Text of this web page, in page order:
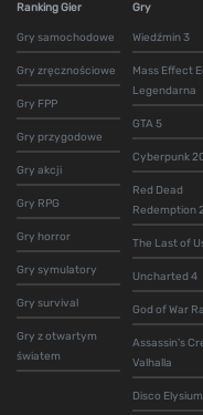
Ranking Gier
Gry samochodowe
Gry zręcznościowe
Gry FPP
Gry przygodowe
Gry akcji
Gry RPG
Gry horror
Gry symulatory
Gry survival
Gry z otwartym
światem
Gry
Wiedźmin 3
Mass Effect
Legendarna
GTA 5
Cyberpunk
Red Dead
Redemption
The Last of
Uncharted 4
God of War
Assassin's
Valhalla
Disco Elysium